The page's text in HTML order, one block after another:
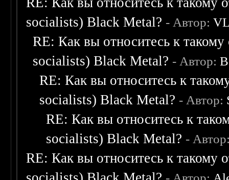
socialists) Black Metal? - Автор:
RE: Как вы относитесь к
socialists) Black Metal? - Автор:
RE: Как вы относитесь к
socialists) Black Metal? - Автор:
RE: Как вы относитесь к
socialists) Black Metal? -
RE: Как вы относитесь к такому